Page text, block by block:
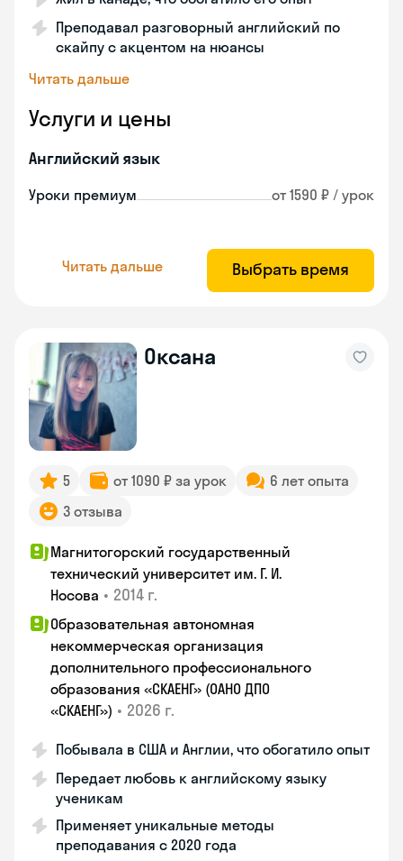
Преподавал разговорный английский по
скайпу с акцентом на нюансы
Читать дальше
Услуги и цены
Английский язык
Уроки премиум от 1590 ₽ / урок
Читать дальше Выбрать время
Оксана
5 от 1090 ₽ за урок
6 лет опыта
3 отзыва
Магнитогорский государственный
технический университет им. Г. И.
Носова • 2014 г.
Образовательная автономная
некоммерческая организация
дополнительного профессионального
образования «СКАЕНГ» (ОАНО ДПО
«СКАЕНГ») • 2026 г.
Побывала в США и Англии, что обогатило опыт
Передает любовь к английскому языку
ученикам
Применяет уникальные методы
преподавания с 2020 года